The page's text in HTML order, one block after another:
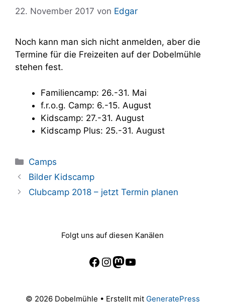
22. November 2017 von Edgar
Noch kann man sich nicht anmelden, aber die
Termine für die Freizeiten auf der Dobelmühle
stehen fest.
Familiencamp: 26.-31. Mai
f.r.o.g. Camp: 6.-15. August
Kidscamp: 27.-31. August
Kidscamp Plus: 25.-31. August
Kategorien
Camps
Bilder Kidscamp
Clubcamp 2018 – jetzt Termin planen
Folgt uns auf diesen Kanälen
Facebook
Instagram
Mastodon
YouTube
© 2026 Dobelmühle • Erstellt mit GeneratePress